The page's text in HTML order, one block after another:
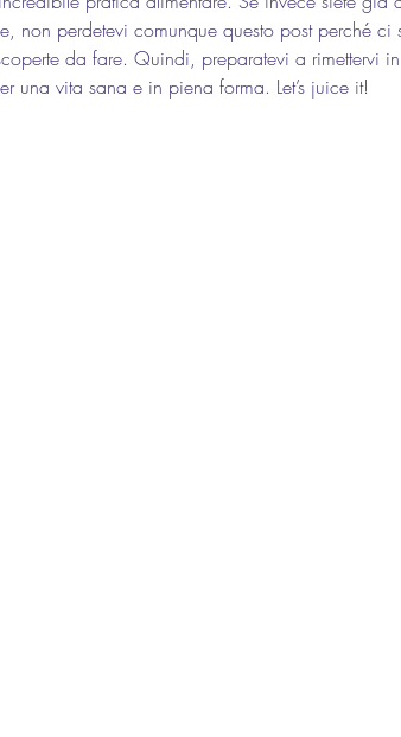
non perdetevi comunque questo post perché ci
da fare. Quindi, preparatevi a rimettervi in
una vita sana e in piena forma. Let’s juice it!